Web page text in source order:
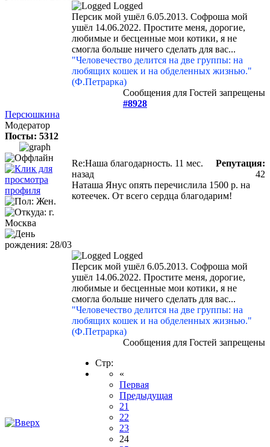
Logged
Персик мой ушёл 6.05.2013. Софроша мой
ушёл 14.06.2022. Простите меня, дорогие,
любимые и бесценные мои котики, я не
смогла больше ничего сделать для вас...
"Человечество делится на две группы: на
любящих кошек и на обделенных жизнью."
(Ф.Петрарка)
Сообщения для Гостей запрещены
#8928
Персюшкина
Модератор
Посты: 5312
Re:Наша благодарность. 11 мес.
назад
Репутация:
42
Наташа Янус опять перечислила 1500 р. на
котеечек. От всего сердца благодарим!
Logged
Персик мой ушёл 6.05.2013. Софроша мой
ушёл 14.06.2022. Простите меня, дорогие,
любимые и бесценные мои котики, я не
смогла больше ничего сделать для вас...
"Человечество делится на две группы: на
любящих кошек и на обделенных жизнью."
(Ф.Петрарка)
Сообщения для Гостей запрещены
Стр:
«
Первая
Предыдущая
21
22
23
24